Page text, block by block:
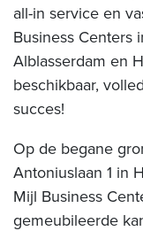
all-in service en
Business Centers
Alblasserdam en
beschikbaar,
succes!
Op de begane
Antoniuslaan 1 in
Mijl Business
gemeubileerde